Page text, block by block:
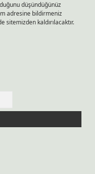
düşündüğünüz
adresine bildirmeniz
kaldırılacaktır.